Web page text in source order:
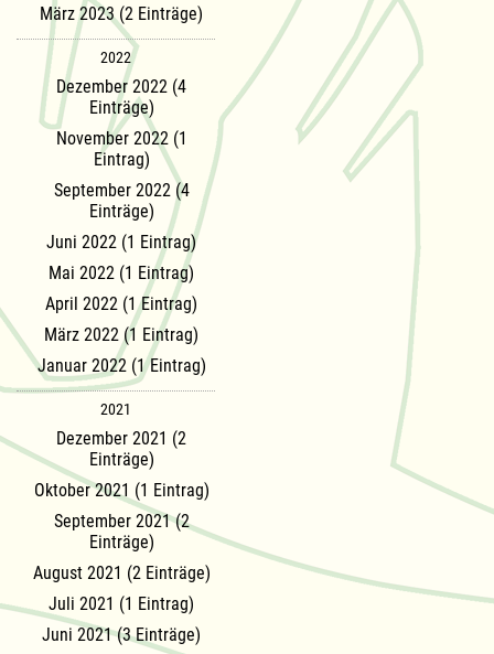
März 2023 (2 Einträge)
2022
Dezember 2022 (4
Einträge)
November 2022 (1
Eintrag)
September 2022 (4
Einträge)
Juni 2022 (1 Eintrag)
Mai 2022 (1 Eintrag)
April 2022 (1 Eintrag)
März 2022 (1 Eintrag)
Januar 2022 (1 Eintrag)
2021
Dezember 2021 (2
Einträge)
Oktober 2021 (1 Eintrag)
September 2021 (2
Einträge)
August 2021 (2 Einträge)
Juli 2021 (1 Eintrag)
Juni 2021 (3 Einträge)